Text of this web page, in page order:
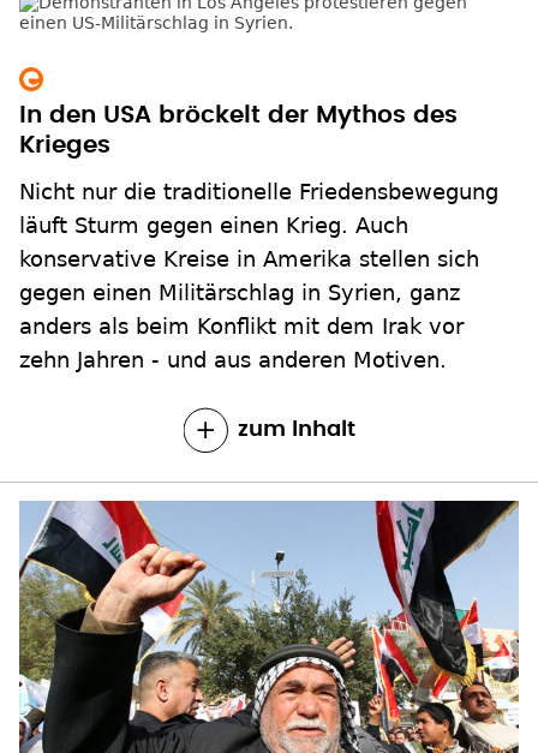
In den USA bröckelt der Mythos des
Krieges
Nicht nur die traditionelle Friedensbewegung
läuft Sturm gegen einen Krieg. Auch
konservative Kreise in Amerika stellen sich
gegen einen Militärschlag in Syrien, ganz
anders als beim Konflikt mit dem Irak vor
zehn Jahren - und aus anderen Motiven.
zum Inhalt